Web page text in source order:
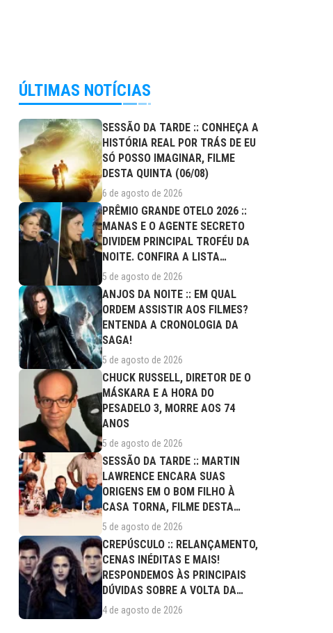
ÚLTIMAS NOTÍCIAS
SESSÃO DA TARDE :: CONHEÇA A
HISTÓRIA REAL POR TRÁS DE EU
SÓ POSSO IMAGINAR, FILME
DESTA QUINTA (06/08)
6 de agosto de 2026
PRÊMIO GRANDE OTELO 2026 ::
MANAS E O AGENTE SECRETO
DIVIDEM PRINCIPAL TROFÉU DA
NOITE. CONFIRA A LISTA
COMPLETA DE...
5 de agosto de 2026
ANJOS DA NOITE :: EM QUAL
ORDEM ASSISTIR AOS FILMES?
ENTENDA A CRONOLOGIA DA
SAGA!
5 de agosto de 2026
CHUCK RUSSELL, DIRETOR DE O
MÁSKARA E A HORA DO
PESADELO 3, MORRE AOS 74
ANOS
5 de agosto de 2026
SESSÃO DA TARDE :: MARTIN
LAWRENCE ENCARA SUAS
ORIGENS EM O BOM FILHO À
CASA TORNA, FILME DESTA
QUARTA (05/08)
5 de agosto de 2026
CREPÚSCULO :: RELANÇAMENTO,
CENAS INÉDITAS E MAIS!
RESPONDEMOS ÀS PRINCIPAIS
DÚVIDAS SOBRE A VOLTA DA
SAGA AOS CINEMAS
4 de agosto de 2026